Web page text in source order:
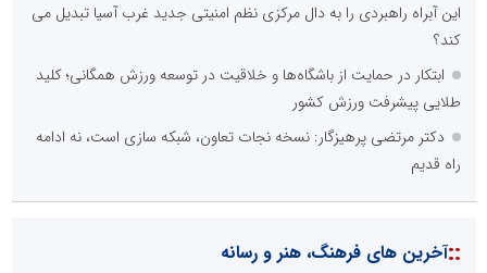
این آبراه راهبردی را به دال مرکزی نظم امنیتی جدید غرب آسیا تبدیل می
کند؟
ابتکار در حمایت از باشگاه‌ها و خلاقیت در توسعه ورزش همگانی؛ کلید
طلایی پیشرفت ورزش کشور
دکتر مرتضی پرهیزگار: نسخه نجات تعاون، شبکه سازی است، نه ادامه
راه قدیم
::آخرین های فرهنگ، هنر و رسانه